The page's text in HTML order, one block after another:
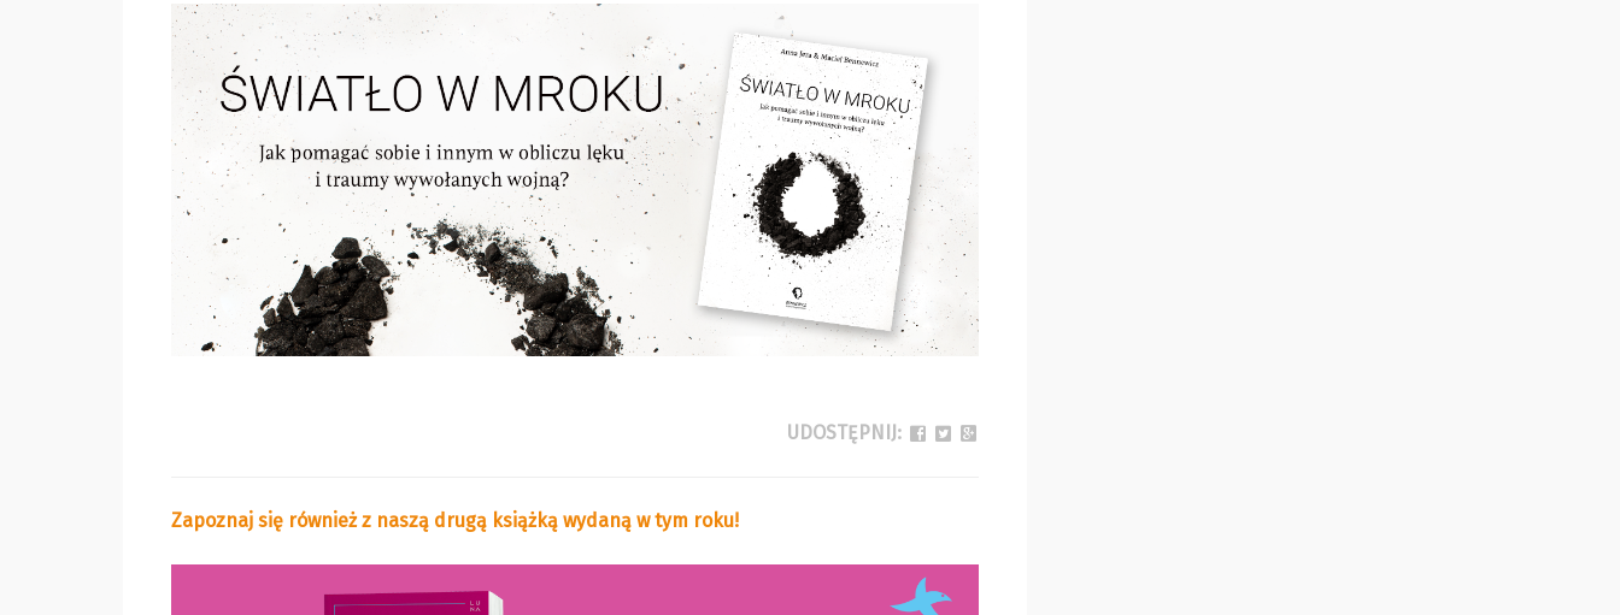
UDOSTĘPNIJ:
Zapoznaj się również z naszą drugą książką wydaną w tym roku!